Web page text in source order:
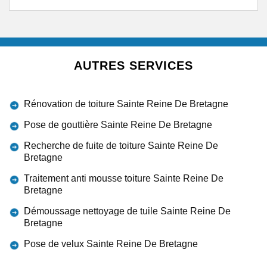
AUTRES SERVICES
Rénovation de toiture Sainte Reine De Bretagne
Pose de gouttière Sainte Reine De Bretagne
Recherche de fuite de toiture Sainte Reine De
Bretagne
Traitement anti mousse toiture Sainte Reine De
Bretagne
Démoussage nettoyage de tuile Sainte Reine De
Bretagne
Pose de velux Sainte Reine De Bretagne